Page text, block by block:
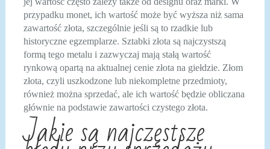
przypadku monet, ich wartość może być wyższa niż sama
zawartość złota, szczególnie jeśli są to rzadkie lub
historyczne egzemplarze. Sztabki złota są najczystszą
formą tego metalu i zazwyczaj mają stałą wartość
rynkową opartą na aktualnej cenie złota na giełdzie. Złom
złota, czyli uszkodzone lub niekompletne przedmioty,
również można sprzedać, ale ich wartość będzie obliczana
głównie na podstawie zawartości czystego złota.
Jakie są najczęstsze